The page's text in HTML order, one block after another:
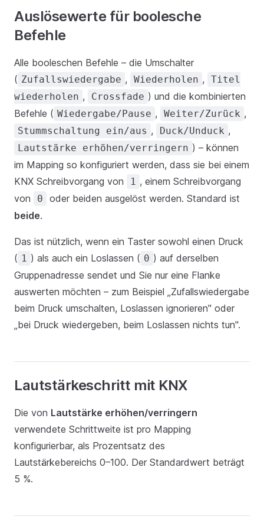
Auslösewerte für boolesche
Befehle
Alle booleschen Befehle – die Umschalter
( Zufallswiedergabe , Wiederholen , Titel
wiederholen , Crossfade ) und die kombinierten
Befehle ( Wiedergabe/Pause , Weiter/Zurück ,
Stummschaltung ein/aus , Duck/Unduck ,
Lautstärke erhöhen/verringern ) – können
im Mapping so konfiguriert werden, dass sie bei einem
KNX Schreibvorgang von
1 , einem Schreibvorgang
von
0
oder beiden ausgelöst werden. Standard ist
beide.
Das ist nützlich, wenn ein Taster sowohl einen Druck
( 1 ) als auch ein Loslassen ( 0 ) auf derselben
Gruppenadresse sendet und Sie nur eine Flanke
auswerten möchten – zum Beispiel „Zufallswiedergabe
beim Druck umschalten, Loslassen ignorieren" oder
„bei Druck wiedergeben, beim Loslassen nichts tun".
Lautstärkeschritt mit KNX
Die von Lautstärke erhöhen/verringern
verwendete Schrittweite ist pro Mapping
konfigurierbar, als Prozentsatz des
Lautstärkebereichs 0–100. Der Standardwert beträgt
5 %.